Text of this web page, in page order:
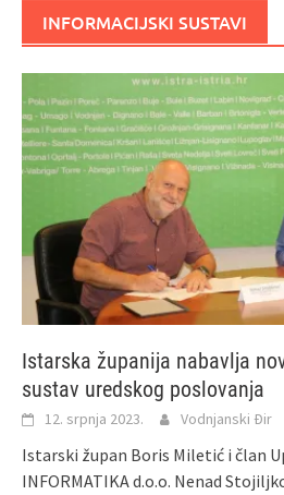
INFORMACIJSKI SUSTAVI
Istarska županija nabavlja
sustav uredskog poslovanja
12. srpnja 2023. Vodnjanski Đir
Istarski župan Boris Miletić i član
INFORMATIKA d.o.o. Nenad